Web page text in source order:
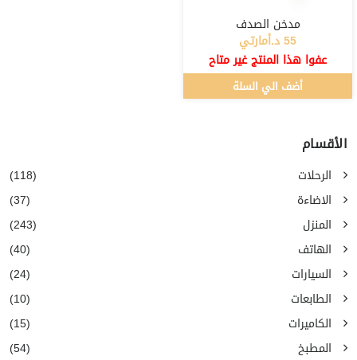
مدخن الصدف
55 د.أمارتي
عفوا هذا المنتج غير متاح
أضف الي السلة
الأقسام
الرحلات
(118)
الاضاءة
(37)
المنزل
(243)
الهاتف
(40)
السيارات
(24)
الطابعات
(10)
الكاميرات
(15)
المطبخ
(54)